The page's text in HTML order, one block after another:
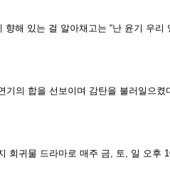
해 있는 걸 알아채고는 “난 윤기 우
의 합을 선보이며 감탄을 불러일으
회귀물 드라마로 매주 금, 토, 일 오후